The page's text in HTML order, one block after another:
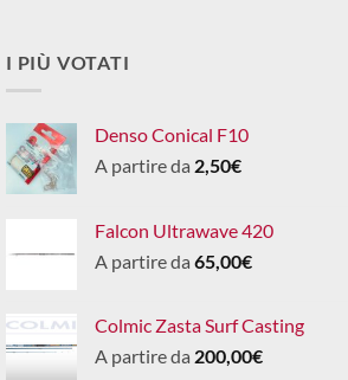
I PIÙ VOTATI
Denso Conical F10
A partire da 2,50€
Falcon Ultrawave 420
A partire da 65,00€
Colmic Zasta Surf Casting
A partire da 200,00€